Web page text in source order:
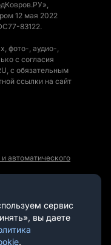
12 мая 2022
83122.
фото-, аудио-,
с согласия
с обязательным
ссылки на сайт
автоматического
сетях:сервис
вы даете
.